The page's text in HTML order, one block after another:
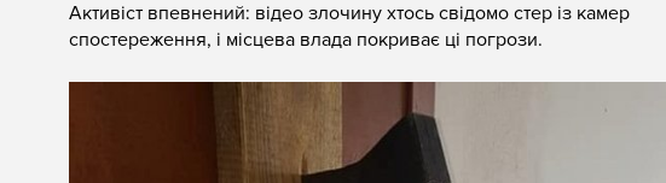
Активіст впевнений: відео злочину хтось свідомо стер із камер
спостереження, і місцева влада покриває ці погрози.